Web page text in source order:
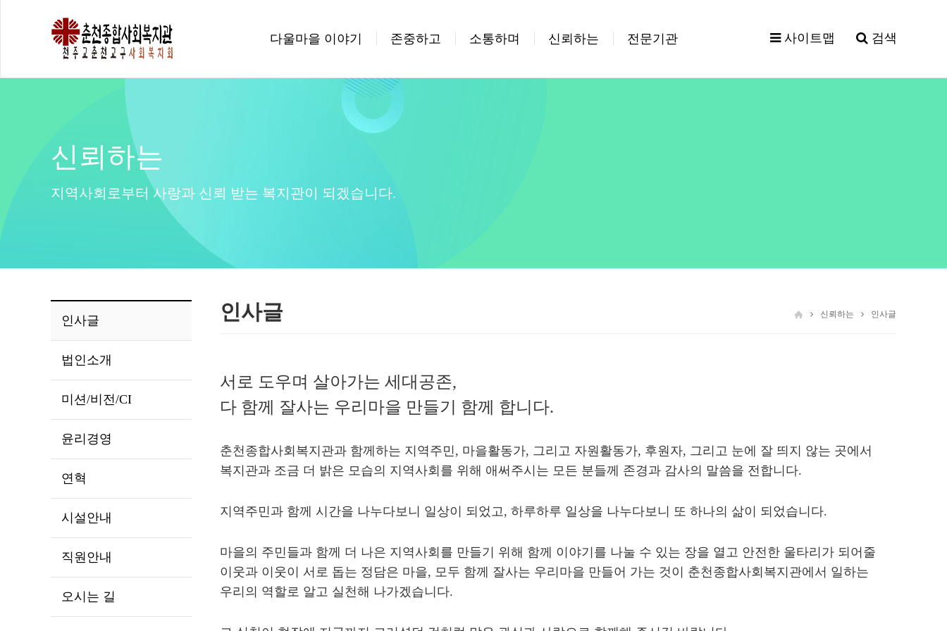
다울마을 이야기 존중하고 소통하며 신뢰하는 전문기관 사이트맵 검색
신뢰하는
지역사회로부터 사랑과 신뢰 받는 복지관이 되겠습니다.
인사글
법인소개
미션/비전/CI
윤리경영
연혁
시설안내
직원안내
오시는 길
인사글 신뢰하는 인사글
서로 도우며 살아가는 세대공존,
다 함께 잘사는 우리마을 만들기 함께 합니다.
춘천종합사회복지관과 함께하는 지역주민, 마을활동가, 그리고 자원활동가, 후원자, 그리고 눈에 잘 띄지 않는 곳에서
복지관과 조금 더 밝은 모습의 지역사회를 위해 애써주시는 모든 분들께 존경과 감사의 말씀을 전합니다.
지역주민과 함께 시간을 나누다보니 일상이 되었고, 하루하루 일상을 나누다보니 또 하나의 삶이 되었습니다.
마을의 주민들과 함께 더 나은 지역사회를 만들기 위해 함께 이야기를 나눌 수 있는 장을 열고 안전한 울타리가 되어줄
이웃과 이웃이 서로 돕는 정담은 마을, 모두 함께 잘사는 우리마을 만들어 가는 것이 춘천종합사회복지관에서 일하는
우리의 역할로 알고 실천해 나가겠습니다.